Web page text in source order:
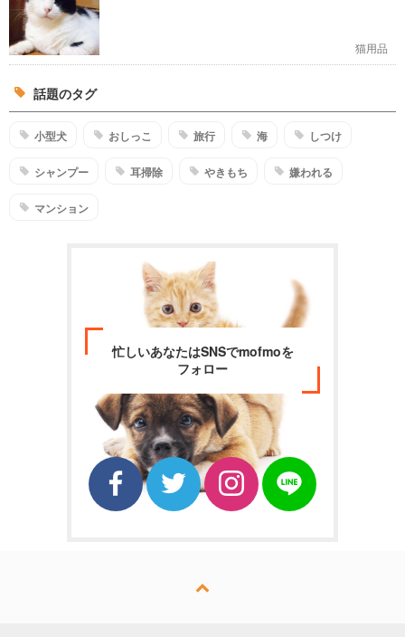
猫用品
話題のタグ
小型犬 おしっこ 旅行 海 しつけ
シャンプー 耳掃除 やきもち 嫌われる
マンション
忙しいあなたはSNSでmofmoを
フォロー